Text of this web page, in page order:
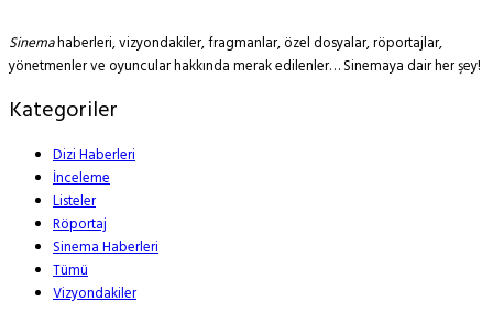
Sinemahaberleri, vizyondakiler, fragmanlar, özel dosyalar, röportajlar,
yönetmenler ve oyuncular hakkında merak edilenler… Sinemaya dair her şey!
Kategoriler
Dizi Haberleri
İnceleme
Listeler
Röportaj
Sinema Haberleri
Tümü
Vizyondakiler